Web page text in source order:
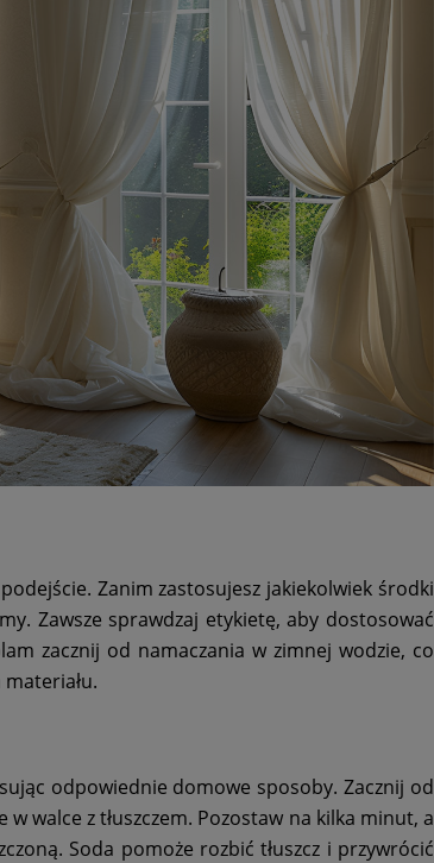
Zanim zastosujesz jakiekolwiek środki
Zawsze sprawdzaj etykietę, aby dostosować
zacznij od namaczania w zimnej wodzie, co
odpowiednie domowe sposoby. Zacznij od
walce z tłuszczem. Pozostaw na kilka minut, a
Soda pomoże rozbić tłuszcz i przywrócić